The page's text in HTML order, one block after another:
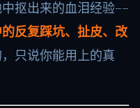
抠出来的血泪经验——
反复踩坑、扯皮、改
只说你能用上的真